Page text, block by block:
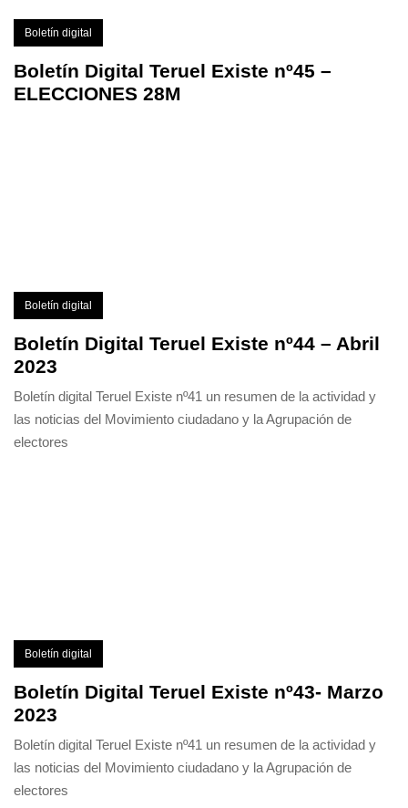
Boletín digital
Boletín Digital Teruel Existe nº45 –
ELECCIONES 28M
Boletín digital
Boletín Digital Teruel Existe nº44 – Abril
2023
Boletín digital Teruel Existe nº41 un resumen de la actividad y
las noticias del Movimiento ciudadano y la Agrupación de
electores
Boletín digital
Boletín Digital Teruel Existe nº43- Marzo
2023
Boletín digital Teruel Existe nº41 un resumen de la actividad y
las noticias del Movimiento ciudadano y la Agrupación de
electores